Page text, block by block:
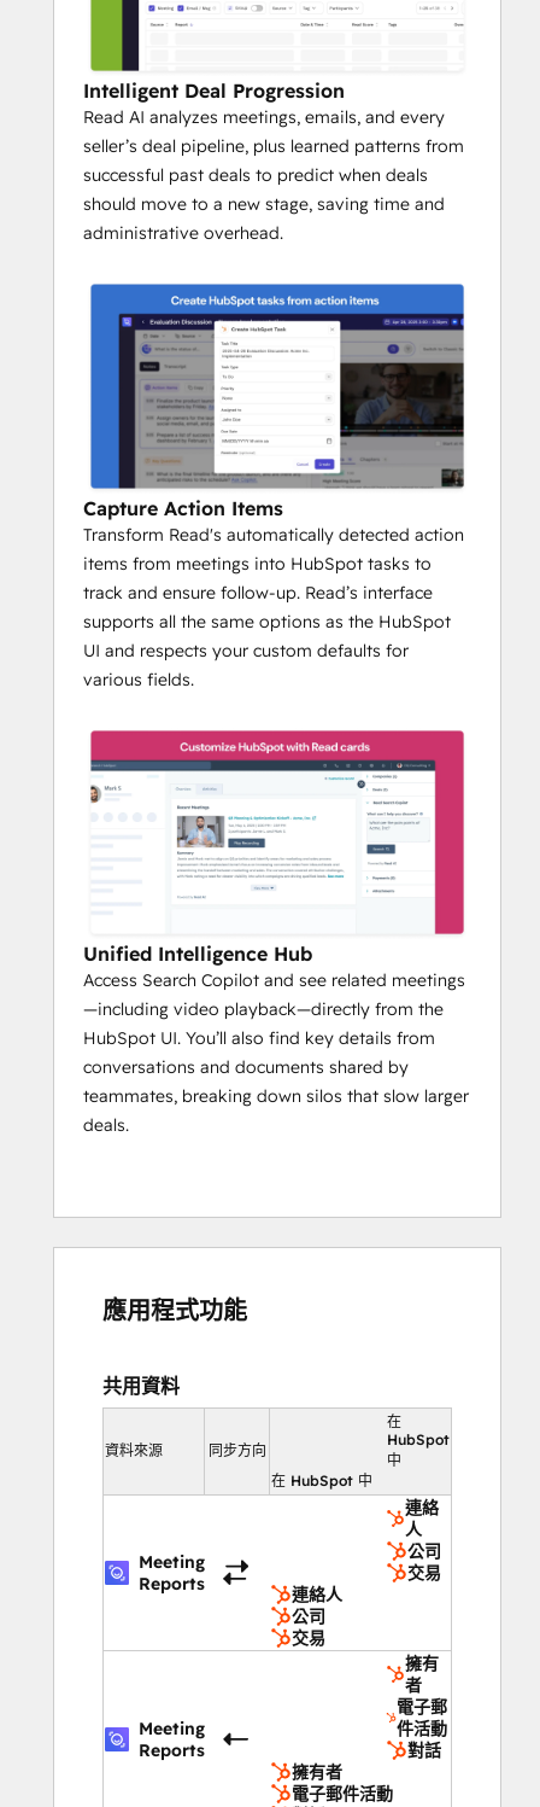
Intelligent Deal Progression
Read AI analyzes meetings, emails, and every
seller’s deal pipeline, plus learned patterns from
successful past deals to predict when deals
should move to a new stage, saving time and
administrative overhead.
Capture Action Items
Transform Read's automatically detected action
items from meetings into HubSpot tasks to
track and ensure follow-up. Read’s interface
supports all the same options as the HubSpot
UI and respects your custom defaults for
various fields.
Unified Intelligence Hub
Access Search Copilot and see related meetings
—including video playback—directly from the
HubSpot UI. You’ll also find key details from
conversations and documents shared by
teammates, breaking down silos that slow larger
deals.
應用程式功能
共用資料
資料來源 同步方向
在
HubSpot
中
在 HubSpot 中
Meeting
Reports
連絡
人
公司
交易
連絡人
公司
交易
Meeting
Reports
擁有
者
電子郵
件活動
對話
擁有者
電子郵件活動